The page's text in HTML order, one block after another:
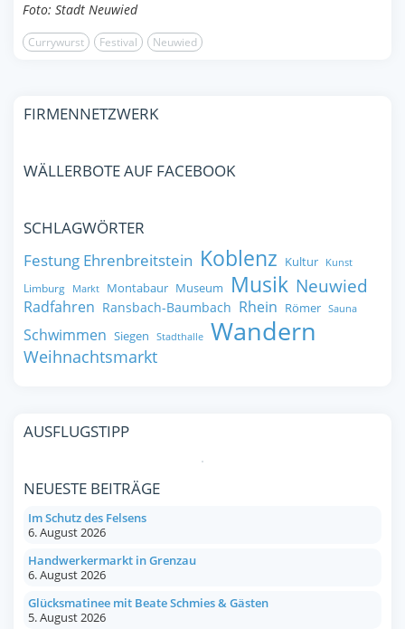
Foto: Stadt Neuwied
Currywurst Festival Neuwied
FIRMENNETZWERK
WÄLLERBOTE AUF FACEBOOK
SCHLAGWÖRTER
Festung Ehrenbreitstein Koblenz Kultur Kunst
Limburg Markt Montabaur Museum Musik Neuwied
Radfahren Ransbach-Baumbach Rhein Römer Sauna
Schwimmen Siegen Stadthalle Wandern
Weihnachtsmarkt
AUSFLUGSTIPP
NEUESTE BEITRÄGE
Im Schutz des Felsens
6. August 2026
Handwerkermarkt in Grenzau
6. August 2026
Glücksmatinee mit Beate Schmies & Gästen
5. August 2026